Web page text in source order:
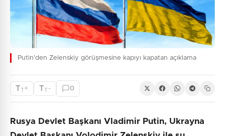
Putin'den Zelenskiy görüşmesine kapıyı kapatan açıklama
TT+ TT - 0
Rusya Devlet Başkanı Vladimir Putin, Ukrayna